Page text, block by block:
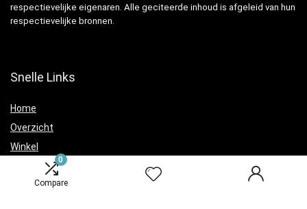
0
Compare
respectievelijke eigenaren. Alle geciteerde inhoud is afgeleid van hun
respectievelijke bronnen.
Snelle Links
Home
Overzicht
Winkel